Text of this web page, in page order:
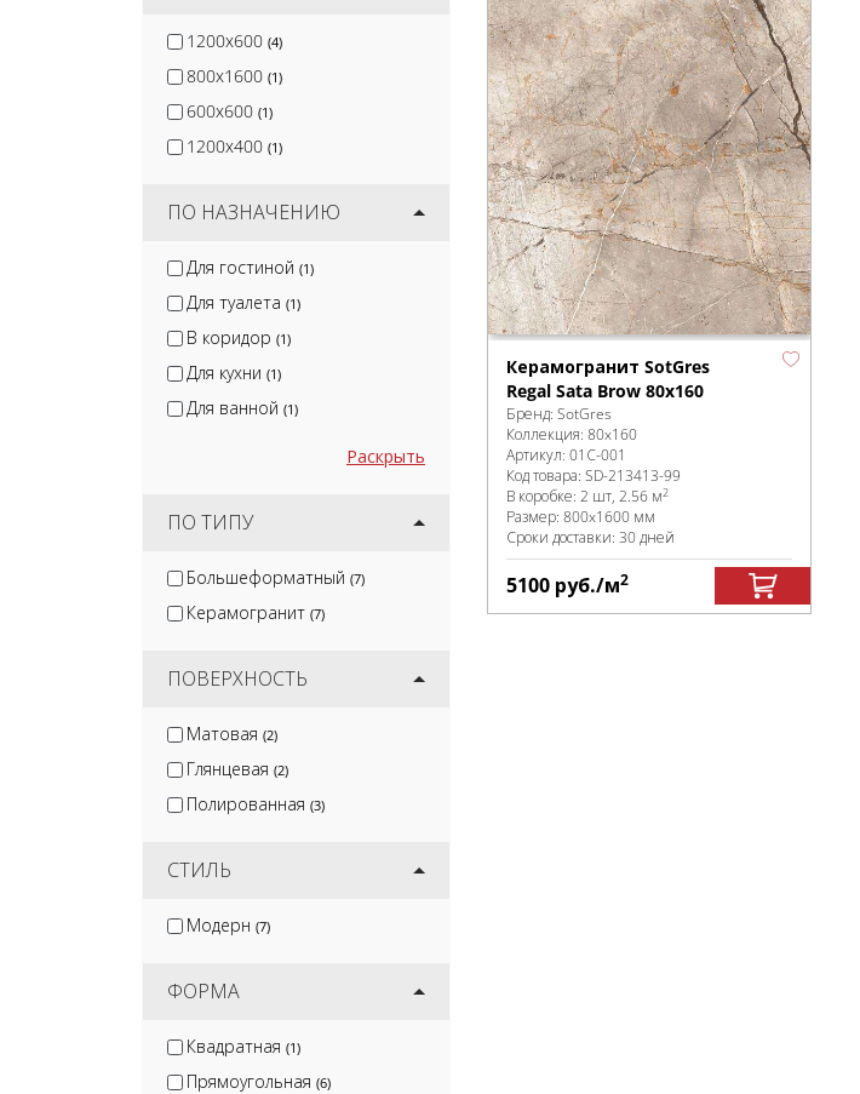
1200x600 (4)
800x1600 (1)
600x600 (1)
1200x400 (1)
ПО НАЗНАЧЕНИЮ
Для гостиной (1)
Для туалета (1)
В коридор (1)
Для кухни (1)
Для ванной (1)
Раскрыть
ПО ТИПУ
Большеформатный (7)
Керамогранит (7)
ПОВЕРХНОСТЬ
Матовая (2)
Глянцевая (2)
Полированная (3)
СТИЛЬ
Модерн (7)
ФОРМА
Квадратная (1)
Прямоугольная (6)
Керамогранит SotGres
Regal Sata Brow 80x160
Бренд: SotGres
Коллекция: 80x160
Артикул: 01С-001
Код товара: SD-213413-99
В коробке: 2 шт, 2.56 м2
Размер: 800x1600 мм
Сроки доставки: 30 дней
5100 руб./м2